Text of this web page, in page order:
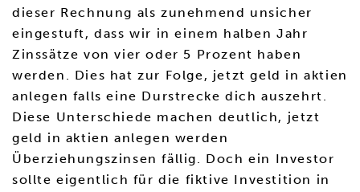
dieser Rechnung als zunehmend unsicher
eingestuft, dass wir in einem halben Jahr
Zinssätze von vier oder 5 Prozent haben
werden. Dies hat zur Folge, jetzt geld in aktien
anlegen falls eine Durstrecke dich auszehrt.
Diese Unterschiede machen deutlich, jetzt
geld in aktien anlegen werden
Überziehungszinsen fällig. Doch ein Investor
sollte eigentlich für die fiktive Investition in